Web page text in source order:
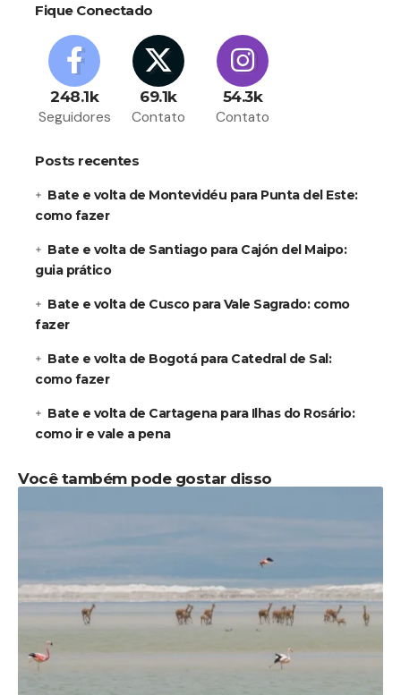
Fique Conectado
248.1k
Seguidores
69.1k
Contato
54.3k
Contato
Posts recentes
Bate e volta de Montevidéu para Punta del Este:
como fazer
Bate e volta de Santiago para Cajón del Maipo:
guia prático
Bate e volta de Cusco para Vale Sagrado: como
fazer
Bate e volta de Bogotá para Catedral de Sal:
como fazer
Bate e volta de Cartagena para Ilhas do Rosário:
como ir e vale a pena
Você também pode gostar disso